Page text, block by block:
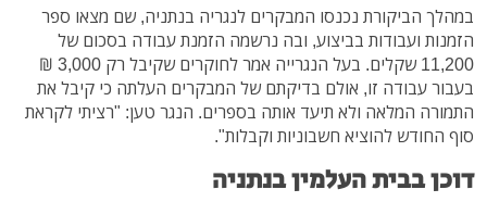
במהלך הביקורת נכנסו המבקרים לנגריה בנתניה, שם מצאו ספר
הזמנות ועבודות בביצוע, ובה נרשמה הזמנת עבודה בסכום של
11,200 שקלים. בעל הנגרייה אמר לחוקרים שקיבל רק 3,000 ₪
בעבור עבודה זו, אולם בדיקתם של המבקרים העלתה כי קיבל את
התמורה המלאה ולא תיעד אותה בספרים. הנגר טען: "רציתי לקראת
סוף החודש להוציא חשבוניות וקבלות".
דוכן בבית העלמין בנתניה